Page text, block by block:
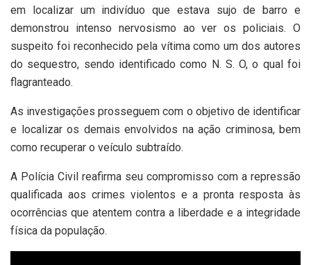
em localizar um indivíduo que estava sujo de barro e
demonstrou intenso nervosismo ao ver os policiais. O
suspeito foi reconhecido pela vítima como um dos autores
do sequestro, sendo identificado como N. S. O, o qual foi
flagranteado.
As investigações prosseguem com o objetivo de identificar
e localizar os demais envolvidos na ação criminosa, bem
como recuperar o veículo subtraído.
A Polícia Civil reafirma seu compromisso com a repressão
qualificada aos crimes violentos e a pronta resposta às
ocorrências que atentem contra a liberdade e a integridade
física da população.